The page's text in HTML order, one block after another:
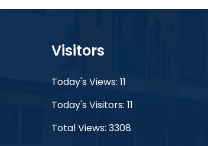
Visitors
Today's Views: 11
Today's Visitors: 11
Total Views: 3308